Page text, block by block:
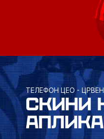
ТЕЛЕФОН ЦЕО -
СКИНИ